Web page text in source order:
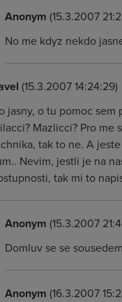
Anonym (15.3.2007
No me kdyz nekdo
(15.3.2007 14:24:29)
jasny, o tu pomoc
Mazlicci? Pro
tak to ne. A
Nevim, jestli je na
tak mi to
Anonym (15.3.2007
Domluv se se
Anonym (16.3.2007